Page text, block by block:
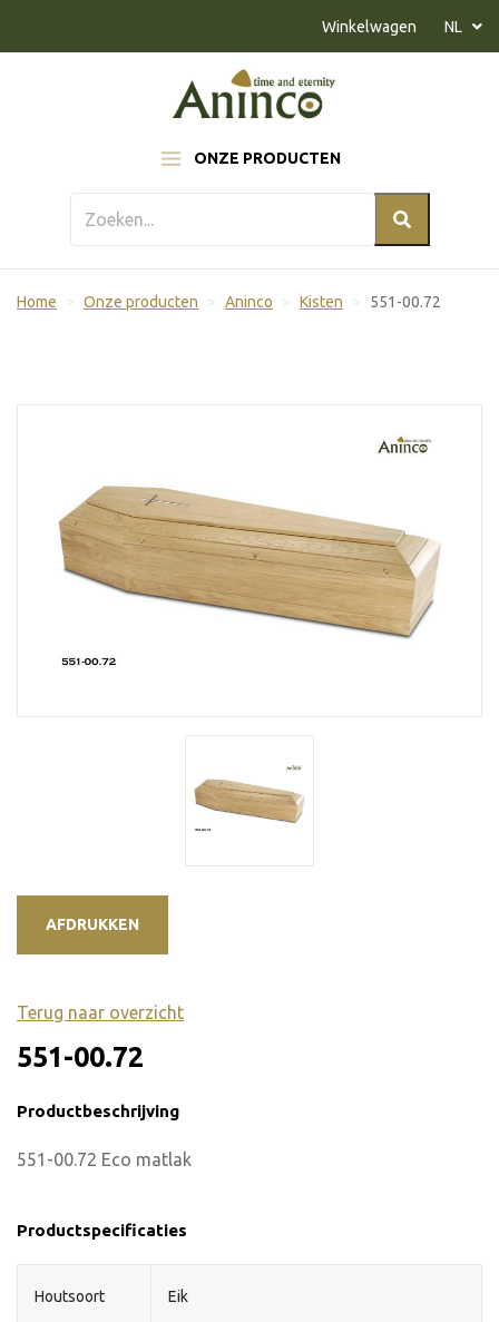
ONZE PRODUCTEN
Winkelwagen NL
Home Onze producten Aninco Kisten 551-00.72
AFDRUKKEN
Terug naar overzicht
551-00.72
Productbeschrijving
551-00.72 Eco matlak
Productspecificaties
Houtsoort Eik